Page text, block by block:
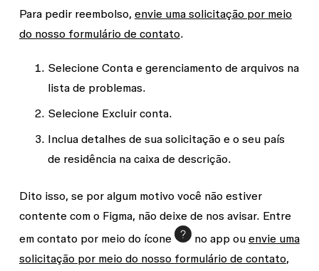
Para pedir reembolso, envie uma solicitação por meio
do nosso formulário de contato.
Selecione Conta e gerenciamento de arquivos na
lista de problemas.
Selecione Excluir conta.
Inclua detalhes de sua solicitação e o seu país
de residência na caixa de descrição.
Dito isso, se por algum motivo você não estiver
contente com o Figma, não deixe de nos avisar. Entre
em contato por meio do ícone
no app ou envie uma
solicitação por meio do nosso formulário de contato,